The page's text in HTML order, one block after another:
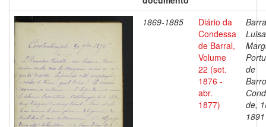
1869-1885
Diário da
Condessa
de Barral,
Volume
22 (set.
1876 -
abr.
1877)
Luisa
de
de,
1891